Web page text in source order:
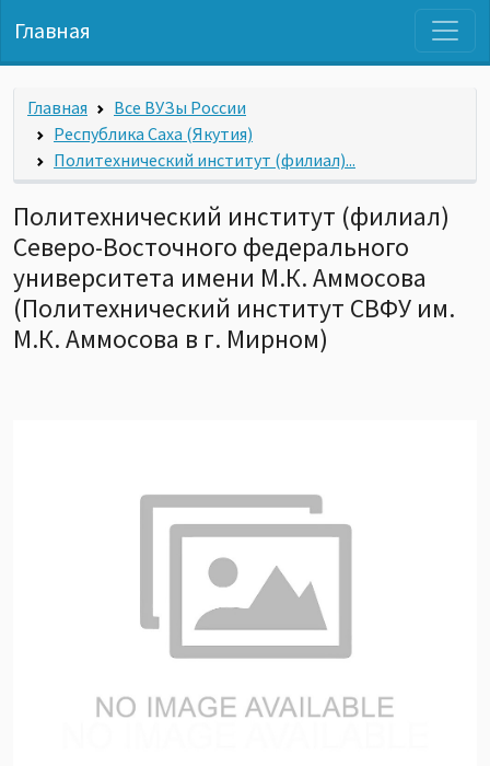
Главная
Главная
Все ВУЗы России
Республика Саха (Якутия)
Политехнический институт (филиал)...
Политехнический институт (филиал)
Северо-Восточного федерального
университета имени М.К. Аммосова
(Политехнический институт СВФУ им.
М.К. Аммосова в г. Мирном)